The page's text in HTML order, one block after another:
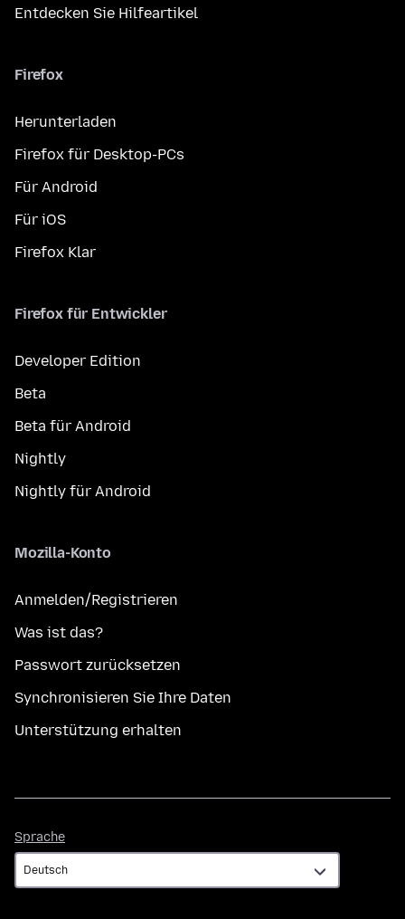
Entdecken Sie Hilfeartikel
Firefox
Herunterladen
Firefox für Desktop-PCs
Für Android
Für iOS
Firefox Klar
Firefox für Entwickler
Developer Edition
Beta
Beta für Android
Nightly
Nightly für Android
Mozilla-Konto
Anmelden/Registrieren
Was ist das?
Passwort zurücksetzen
Synchronisieren Sie Ihre Daten
Unterstützung erhalten
Sprache